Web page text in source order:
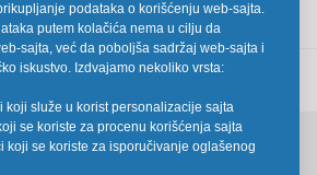
podataka o korišćenju web-sajta.
putem kolačića nema u cilju da
sajta, već da poboljša sadržaj web-sajta i
iskustvo. Izdvajamo nekoliko vrsta:
koji služe u korist personalizacije sajta
se koriste za procenu korišćenja sajta
koji se koriste za isporučivanje oglašenog